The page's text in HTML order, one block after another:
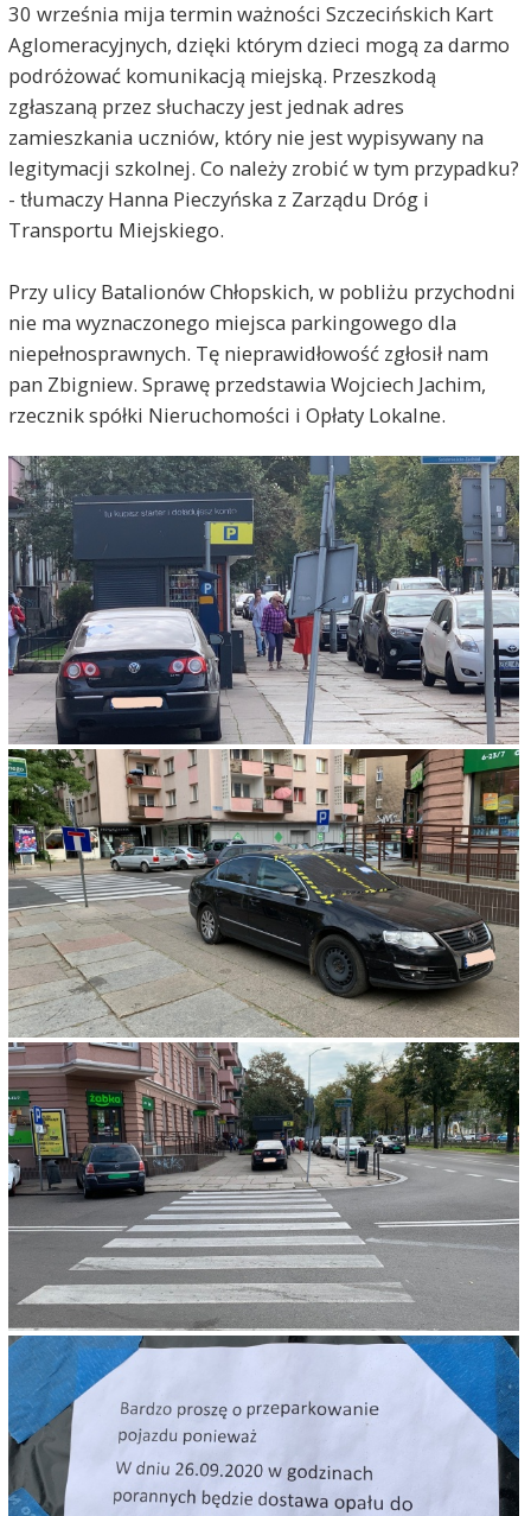
30 września mija termin ważności Szczecińskich Kart
Aglomeracyjnych, dzięki którym dzieci mogą za darmo
podróżować komunikacją miejską. Przeszkodą
zgłaszaną przez słuchaczy jest jednak adres
zamieszkania uczniów, który nie jest wypisywany na
legitymacji szkolnej. Co należy zrobić w tym przypadku?
- tłumaczy Hanna Pieczyńska z Zarządu Dróg i
Transportu Miejskiego.
Przy ulicy Batalionów Chłopskich, w pobliżu przychodni
nie ma wyznaczonego miejsca parkingowego dla
niepełnosprawnych. Tę nieprawidłowość zgłosił nam
pan Zbigniew. Sprawę przedstawia Wojciech Jachim,
rzecznik spółki Nieruchomości i Opłaty Lokalne.